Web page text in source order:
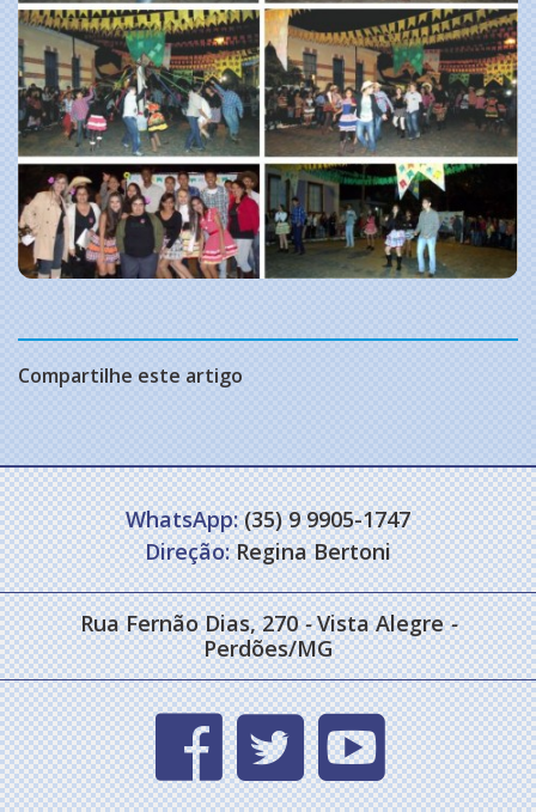
Compartilhe este artigo
WhatsApp:(35) 9 9905-1747
Direção:Regina Bertoni
Rua Fernão Dias, 270- Vista Alegre-
Perdões/MG